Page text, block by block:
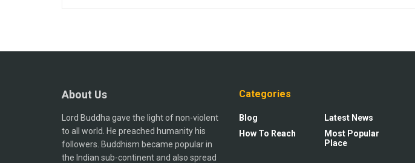
About Us
Lord Buddha gave the light of non-violent
to all world. He preached humanity his
followers. Buddhism became popular in
the Indian sub-continent and also spread
Categories
Blog
How To Reach
Latest News
Most Popular
Place